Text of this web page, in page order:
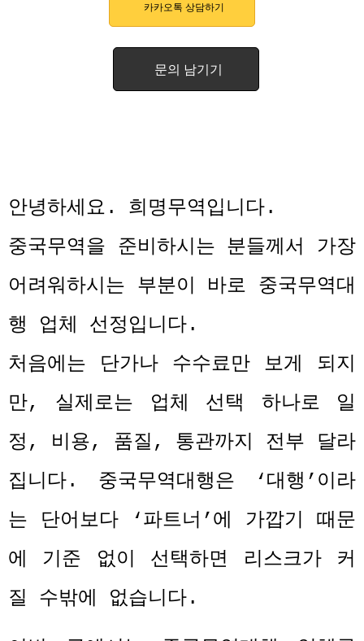
카카오톡 상담하기
문의 남기기
안녕하세요 . 희명무역입니다.
중국무역을 준비하시는 분들께서 가장
어려워하시는 부분이 바로 중국무역대
행 업체 선정입니다.
처음에는 단가나 수수료만 보게 되지
만, 실제로는 업체 선택 하나로 일
정 , 비용, 품질 , 통관까지 전부 달라
집니다. 중국무역대행은 ‘대행 ’ 이라
는 단어보다 ‘파트너 ’에 가깝기 때문
에 기준 없이 선택하면 리스크가 커
질 수밖에 없습니다.